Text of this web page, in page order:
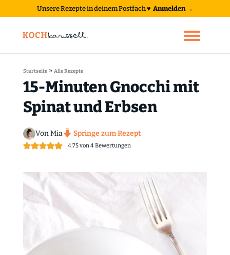
Unsere Rezepte in deinem Postfach♥ Anmelden →
Startseite» Alle Rezepte
15-Minuten Gnocchi mit
Spinat und Erbsen
Von Mia Springe zum Rezept
4.75von4Bewertungen